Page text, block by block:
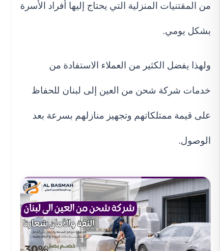
من المقتنيات المنزلية التي يحتاج إليها أفراد الأسرة
بشكل يومي.
ولهذا يفضل الكثير من العملاء الاستفادة من
خدمات شركة شحن من العين إلى لبنان للحفاظ
على قيمة ممتلكاتهم وتجهيز منازلهم بسرعة بعد
الوصول.